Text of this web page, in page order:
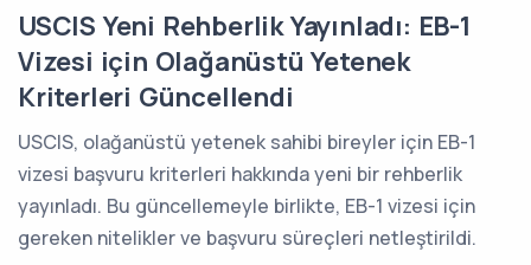
USCIS Yeni Rehberlik Yayınladı: EB-1
Vizesi için Olağanüstü Yetenek
Kriterleri Güncellendi
USCIS, olağanüstü yetenek sahibi bireyler için EB-1
vizesi başvuru kriterleri hakkında yeni bir rehberlik
yayınladı. Bu güncellemeyle birlikte, EB-1 vizesi için
gereken nitelikler ve başvuru süreçleri netleştirildi.